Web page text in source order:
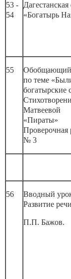
53 -
54
Дагестанская
«Богатырь
55
Обобщающий
по теме
богатырские
Матвеевой
«Пираты»
Проверочная
№ 3
Сказка
56
Вводный
Развитие
П.П. Бажов.